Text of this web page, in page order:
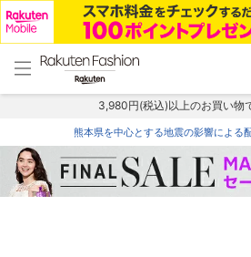
menu home
トップ
3,980円(税込)以上のお買い物
熊本県を中心とする地震の影響による